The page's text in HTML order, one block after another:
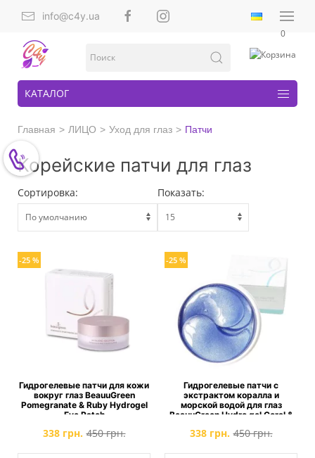
info@c4y.ua
0
КАТАЛОГ
Главная ЛИЦО Уход для глаз Патчи
Корейские патчи для глаз
Сортировка: Показать:
-25 %
Гидрогелевые патчи для кожи
вокруг глаз BeauuGreen
Pomegranate & Ruby Hydrogel
Eye Patch
338 грн. 450 грн.
-25 %
Гидрогелевые патчи с
экстрактом коралла и
морской водой для глаз
BeauuGreen Hydro gel Coral &
338 грн. 450 грн.